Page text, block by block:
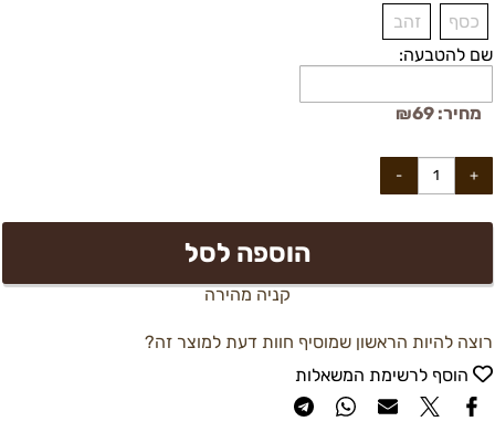
כסף
זהב
שם להטבעה:
מחיר: ₪69
הוספה לסל
קניה מהירה
רוצה להיות הראשון שמוסיף חוות דעת למוצר זה?
הוסף לרשימת המשאלות